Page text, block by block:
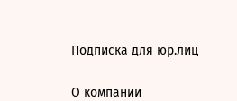
Подписка для юр.лиц
О компании